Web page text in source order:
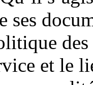
ses
et le